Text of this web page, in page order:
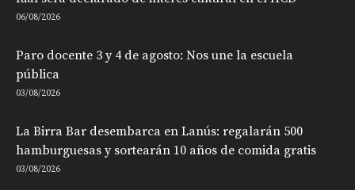
06/08/2026
Paro docente 3 y 4 de agosto: Nos une la escuela
pública
03/08/2026
La Birra Bar desembarca en Lanús: regalarán 500
hamburguesas y sortearán 10 años de comida gratis
03/08/2026